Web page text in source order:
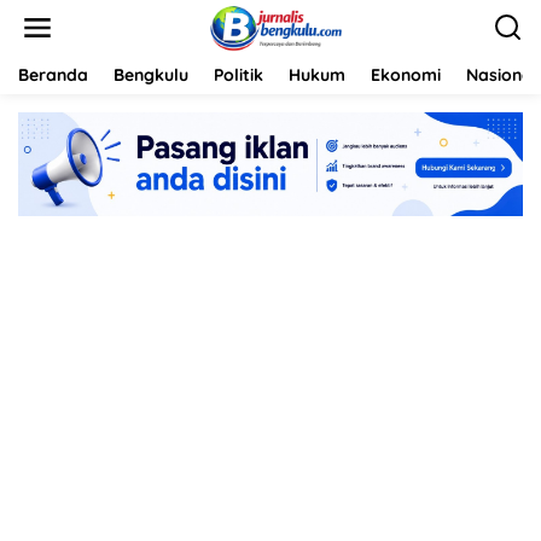
Beranda Bengkulu Politik Hukum Ekonomi Nasional